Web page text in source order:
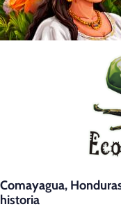
Comayagua,
historia